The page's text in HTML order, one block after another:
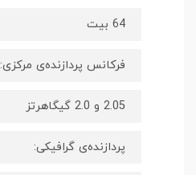
64 بیت
فرکانس پردازنده‌ی مرکزی:
2.05 و 2.0 گیگاهرتز
پردازنده‌ی گرافیکی: